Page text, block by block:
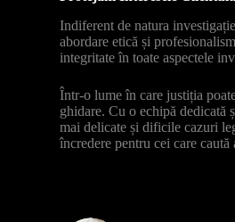
Indiferent de natura
abordare etică și
integritate în toate aspectele
Într-o lume în care justiția
ghidare. Cu o echipă dedicată
mai delicate și dificile cazuri
încredere pentru cei care